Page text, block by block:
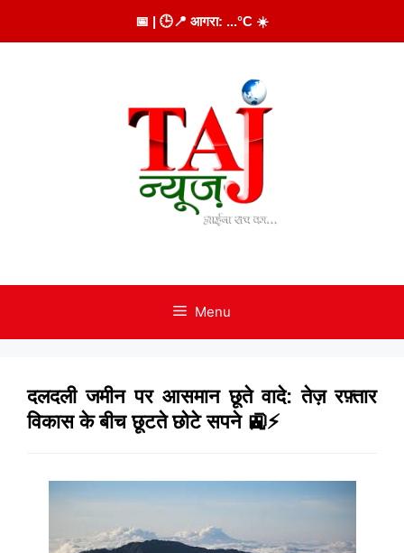
to
📅 | 🕒📍 आगरा: ...°C ☀️
Menu
दलदली जमीन पर आसमान छूते वादे: तेज़ रफ़्तार
विकास के बीच छूटते छोटे सपने 🚉⚡